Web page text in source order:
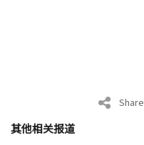
Share
其他相关报道